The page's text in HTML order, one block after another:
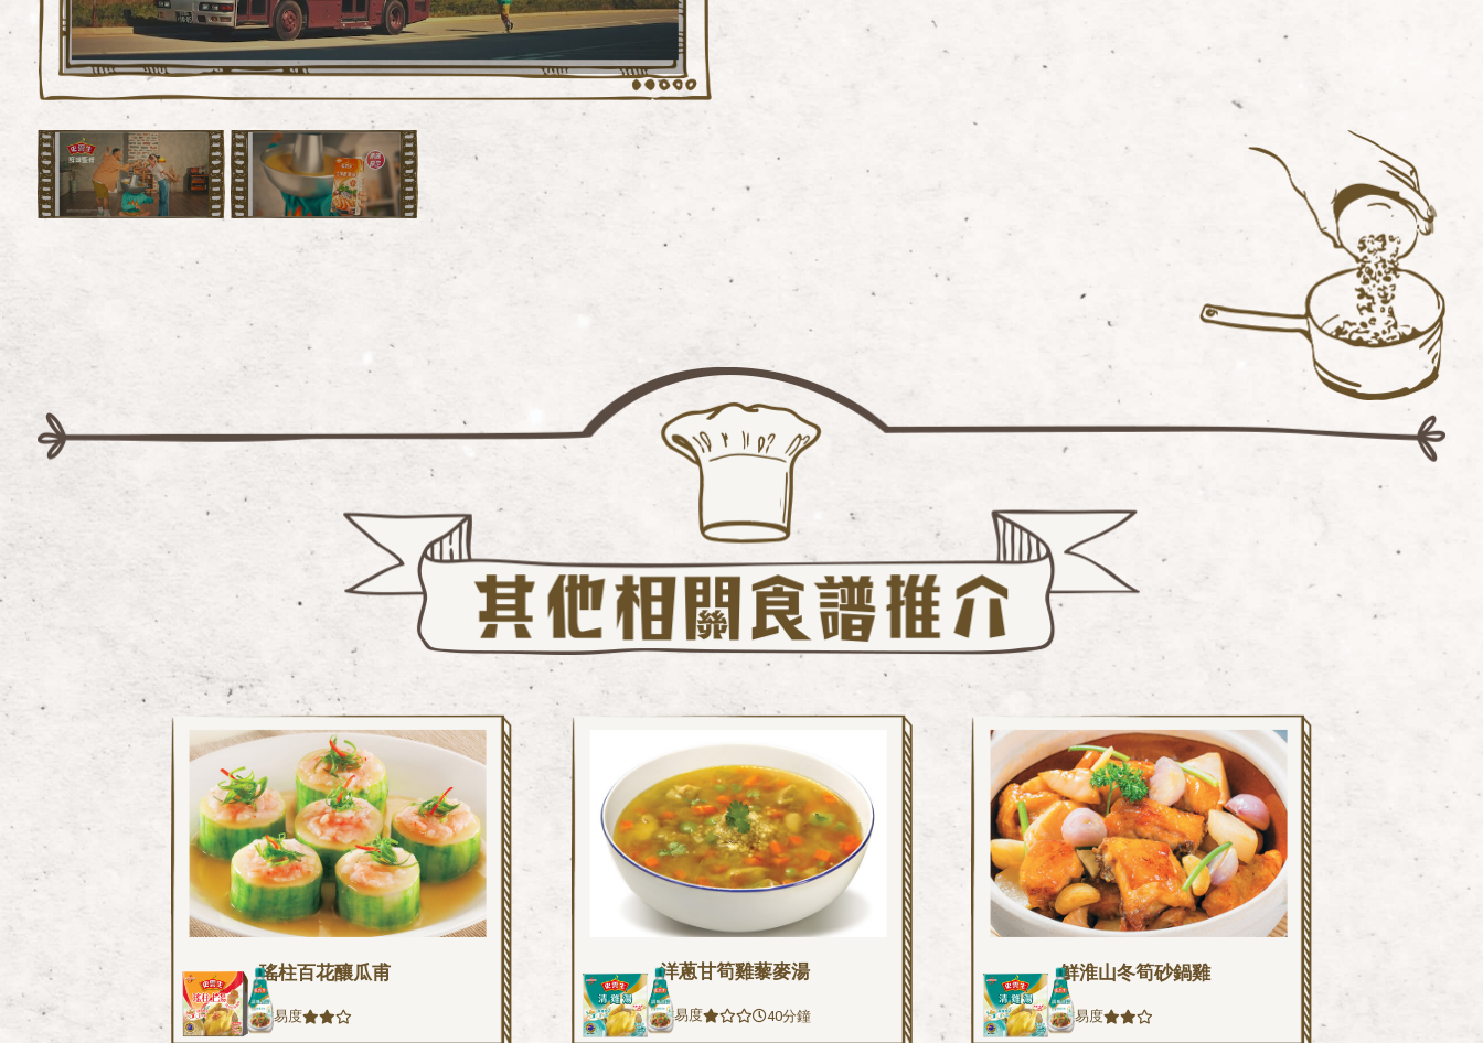
瑤柱百花釀瓜甫
難易度
洋蔥甘筍雞藜麥湯
難易度 40分鐘
鮮淮山冬筍砂鍋雞
難易度